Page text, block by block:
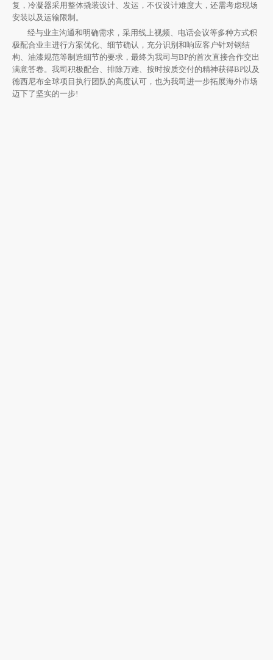
复，冷凝器采用整体撬装设计、发运，不仅设计难度大，还需考虑现场
安装以及运输限制。
经与业主沟通和明确需求，采用线上视频、电话会议等多种方式积
极配合业主进行方案优化、细节确认，充分识别和响应客户针对钢结
构、油漆规范等制造细节的要求，最终为我司与BP的首次直接合作交出
满意答卷。我司积极配合、排除万难、按时按质交付的精神获得BP以及
德西尼布全球项目执行团队的高度认可，也为我司进一步拓展海外市场
迈下了坚实的一步!